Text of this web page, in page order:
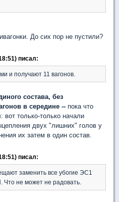
До сих пор не пустили?
писал:
и получают 11 вагонов.
состава, без
в середине -- пока что
вот только-только начали
двух "лишних" голов у
их затем в один состав.
писал:
заменить все убогие ЭС1
не может не радовать.